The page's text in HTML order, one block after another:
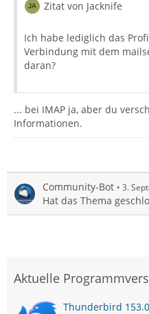
Zitat von Jacknife
Ich habe lediglich das
Verbindung mit dem
daran?
... bei IMAP ja, aber du
Informationen.
Community-Bot 3.
Hat das Thema
Aktuelle
Thunderbird